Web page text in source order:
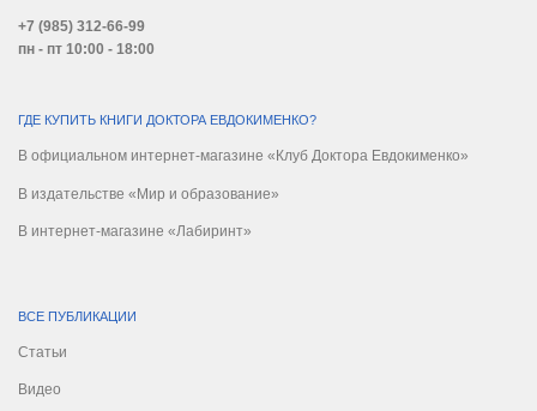
+7 (985) 312-66-99
пн - пт 10:00 - 18:00
ГДЕ КУПИТЬ КНИГИ ДОКТОРА ЕВДОКИМЕНКО?
В официальном интернет-магазине «Клуб Доктора Евдокименко»
В издательстве «Мир и образование»
В интернет-магазине «Лабиринт»
ВСЕ ПУБЛИКАЦИИ
Статьи
Видео